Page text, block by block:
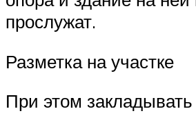
прослужат.
Разметка на участке
При этом